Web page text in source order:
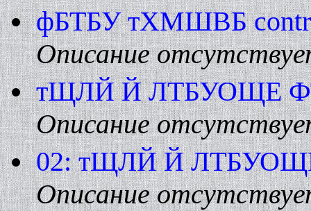
фБТБУ тХМШВБ
Описание
тЩЛЙ Й ЛТБУОЩЕ
Описание
02: тЩЛЙ Й
Описание